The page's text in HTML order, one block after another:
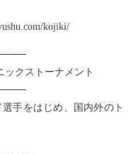
kojiki/
クストーナメント
手をはじめ、国内外のト